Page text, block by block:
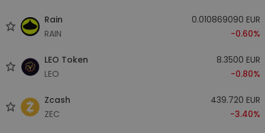
Rain
RAIN
0.010869090 EUR
-0.60%
LEO Token
LEO
8.3500 EUR
-0.80%
Zcash
ZEC
439.720 EUR
-3.40%